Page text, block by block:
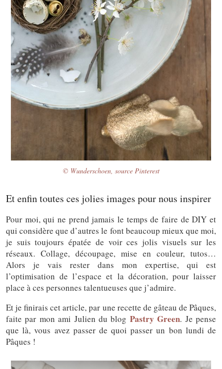
© Wunderschoen, source Pinterest
Et enfin toutes ces jolies images pour nous inspirer
Pour moi, qui ne prend jamais le temps de faire de DIY et
qui considère que d’autres le font beaucoup mieux que moi,
je suis toujours épatée de voir ces jolis visuels sur les
réseaux. Collage, découpage, mise en couleur, tutos…
Alors je vais rester dans mon expertise, qui est
l’optimisation de l’espace et la décoration, pour laisser
place à ces personnes talentueuses que j’admire.
Et je finirais cet article, par une recette de gâteau de Pâques,
faite par mon ami Julien du blog Pastry Green. Je pense
que là, vous avez passer de quoi passer un bon lundi de
Pâques !